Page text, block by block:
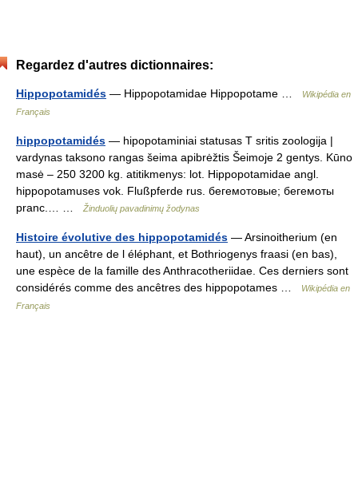
Regardez d'autres dictionnaires:
Hippopotamidés — Hippopotamidae Hippopotame …
Wikipédia en
Français
hippopotamidés — hipopotaminiai statusas T sritis zoologija |
vardynas taksono rangas šeima apibrėžtis Šeimoje 2 gentys. Kūno
masė – 250 3200 kg. atitikmenys: lot. Hippopotamidae angl.
hippopotamuses vok. Flußpferde rus. бегемотовые; бегемоты
pranc.… …
Žinduolių pavadinimų žodynas
Histoire évolutive des hippopotamidés — Arsinoitherium (en
haut), un ancêtre de l éléphant, et Bothriogenys fraasi (en bas),
une espèce de la famille des Anthracotheriidae. Ces derniers sont
considérés comme des ancêtres des hippopotames …
Wikipédia en
Français